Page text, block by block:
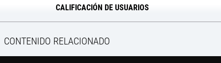
CALIFICACIÓN DE USUARIOS
CONTENIDO RELACIONADO